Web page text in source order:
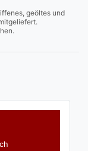
geöltes und